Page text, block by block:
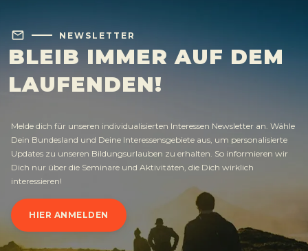
mail NEWSLETTER
BLEIB IMMER AUF DEM
LAUFENDEN!
Melde dich für unseren individualisierten Interessen Newsletter an. Wähle
Dein Bundesland und Deine Interessensgebiete aus, um personalisierte
Updates zu unseren Bildungsurlauben zu erhalten. So informieren wir
Dich nur über die Seminare und Aktivitäten, die Dich wirklich
interessieren!
HIER ANMELDEN